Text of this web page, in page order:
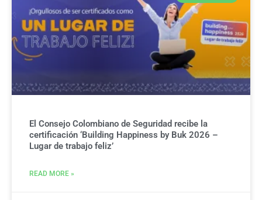
El Consejo Colombiano de Seguridad recibe la
certificación ‘Building Happiness by Buk 2026 –
Lugar de trabajo feliz’
READ MORE »